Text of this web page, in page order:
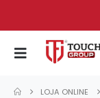
LOJA ONLINE